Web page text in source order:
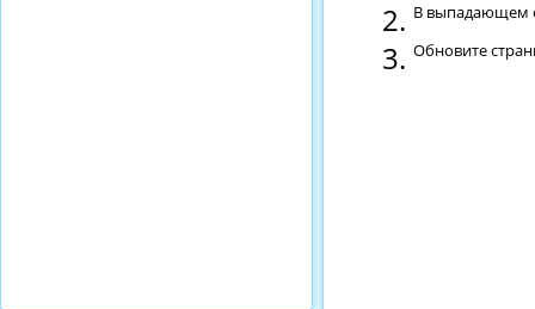
В выпадающем
Обновите